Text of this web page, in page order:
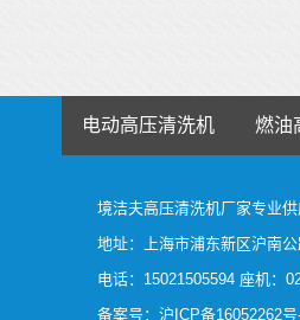
电动高压清洗机 燃油
境洁夫高压清洗机厂家专业
地址：上海市浦东新区沪南
电话：15021505594 座机：
备案号： 沪ICP备16052262号